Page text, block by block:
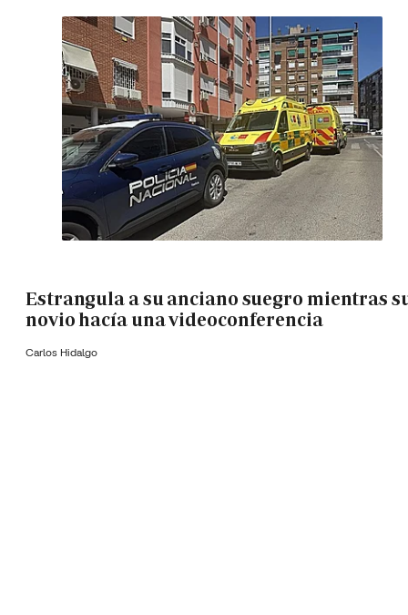
Estrangula a su anciano suegro mientras
novio hacía una videoconferencia
Carlos Hidalgo